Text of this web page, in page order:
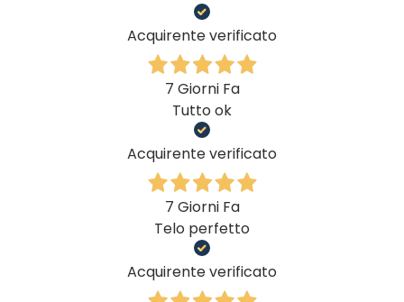
Acquirente verificato
7 Giorni Fa
Tutto ok
Acquirente verificato
7 Giorni Fa
Telo perfetto
Acquirente verificato